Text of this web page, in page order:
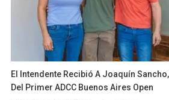
El Intendente Recibió A Joaquín
Del Primer ADCC Buenos Aires Open